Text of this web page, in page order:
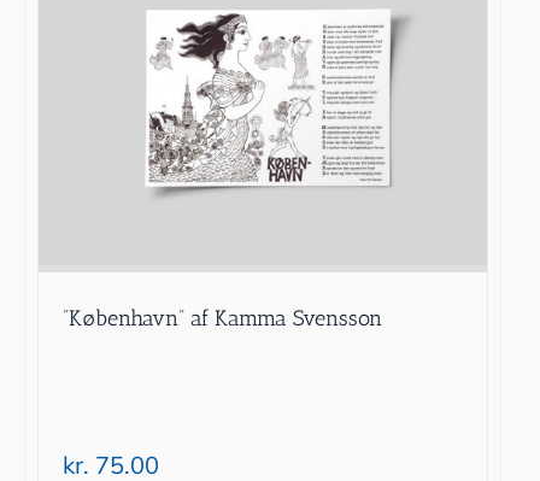
”København” af Kamma Svensson
kr. 75.00